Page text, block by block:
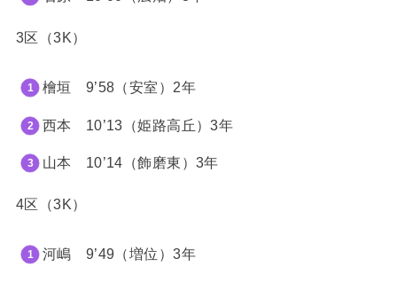
3区（3K）
檜垣 9’58（安室）2年
西本 10’13（姫路高丘）3年
山本 10’14（飾磨東）3年
4区（3K）
河嶋 9’49（増位）3年